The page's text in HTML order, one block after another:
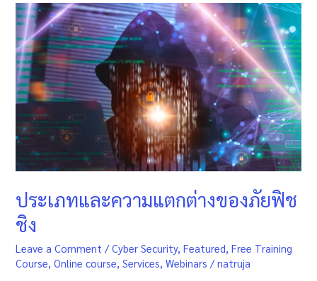
ประเภทและความแตกต่างของภัยฟิช
ชิง
Leave a Comment /Cyber Security,Featured ,Free Training
Course ,Online course ,Services ,Webinars /natruja
ประเภท
และ
ความ
แตก
ต่าง
ของ
ภัย
ฟิช
ชิง